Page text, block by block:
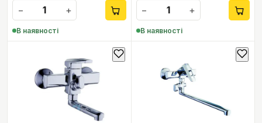
−
+
В наявності
−
+
В наявності